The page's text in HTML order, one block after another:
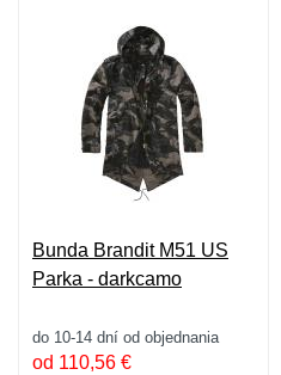
Bunda Brandit M51 US
Parka - darkcamo
do 10-14 dní od objednania
od 110,56 €